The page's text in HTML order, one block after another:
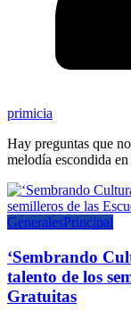
primicia
Hay preguntas que
melodía escondida
GeneralesPrincipal
‘Sembrando
talento de los
Gratuitas